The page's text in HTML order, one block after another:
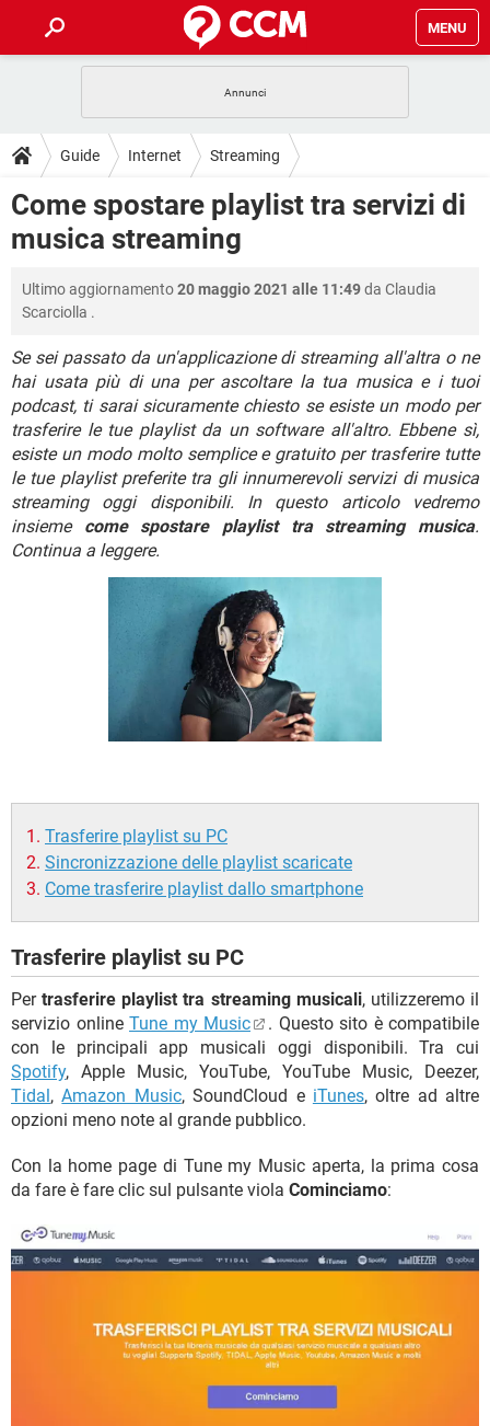
MENU
INTRATTENIMENTO ANDROID
iOS WINDOWS 10
INSTAGRAM
HARDWARE
GUIDE
COVID-19 GAMING
INTRATTENIMENTO ANDROID
INSTAGRAM WHATSAPP
HARDWARE
DOWNLOAD
COVID-19
iOS
INSTAGRAM WHATSAPP
TIKTOK FACEBOOK
HARDWARE
FORUM
COVID-19 GAMING
iOS WINDOWS 10
INSTAGRAM WHATSAPP
TIKTOK FACEBOOK
HARDWARE
GLOSSARIO
COVID-19 GAMING
INTRATTENIMENTO ANDROID
iOS WINDOWS 10
INSTAGRAM WHATSAPP
TIKTOK FACEBOOK
HARDWARE
Guide Internet Streaming
Come spostare playlist tra servizi di
musica streaming
Ultimo aggiornamento20 maggio 2021 alle 11:49da Claudia
Scarciolla .
Se sei passato da un'applicazione di streaming all'altra o ne
hai usata più di una per ascoltare la tua musica e i tuoi
podcast, ti sarai sicuramente chiesto se esiste un modo per
trasferire le tue playlist da un software all'altro. Ebbene sì,
esiste un modo molto semplice e gratuito per trasferire tutte
le tue playlist preferite tra gli innumerevoli servizi di musica
streaming oggi disponibili. In questo articolo vedremo
insieme come spostare playlist tra streaming musica.
Continua a leggere.
Trasferire playlist su PC
Sincronizzazione delle playlist scaricate
Come trasferire playlist dallo smartphone
Trasferire playlist su PC
Pertrasferire playlist tra streaming musicali, utilizzeremo il
servizio online Tune my Music
. Questo sito è compatibile
con le principali app musicali oggi disponibili. Tra cui
Spotify, Apple Music, YouTube, YouTube Music, Deezer,
Tidal,Amazon Music, SoundCloud e iTunes, oltre ad altre
opzioni meno note al grande pubblico.
Con la home page di Tune my Music aperta, la prima cosa
da fare è fare clic sul pulsante viola Cominciamo: